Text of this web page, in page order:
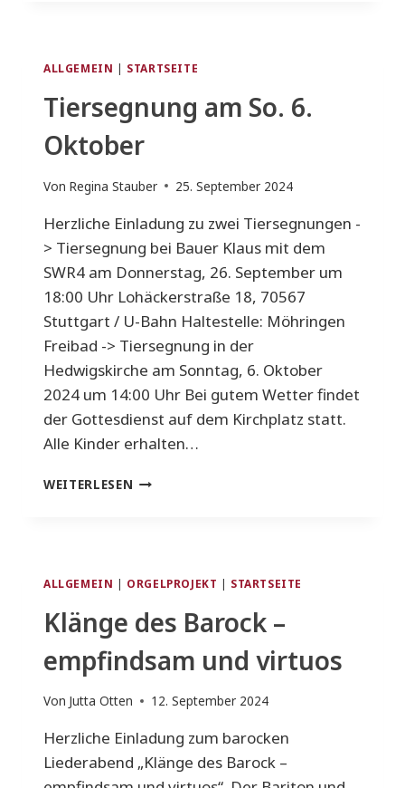
ALLGEMEIN | STARTSEITE
Tiersegnung am So. 6.
Oktober
Von Regina Stauber 25. September 2024
Herzliche Einladung zu zwei Tiersegnungen -
> Tiersegnung bei Bauer Klaus mit dem
SWR4 am Donnerstag, 26. September um
18:00 Uhr Lohäckerstraße 18, 70567
Stuttgart / U-Bahn Haltestelle: Möhringen
Freibad -> Tiersegnung in der
Hedwigskirche am Sonntag, 6. Oktober
2024 um 14:00 Uhr Bei gutem Wetter findet
der Gottesdienst auf dem Kirchplatz statt.
Alle Kinder erhalten…
WEITERLESEN TIERSEGNUNG
ALLGEMEIN | ORGELPROJEKT | STARTSEITE
Klänge des Barock –
empfindsam und virtuos
Von Jutta Otten 12. September 2024
Herzliche Einladung zum barocken
Liederabend „Klänge des Barock –